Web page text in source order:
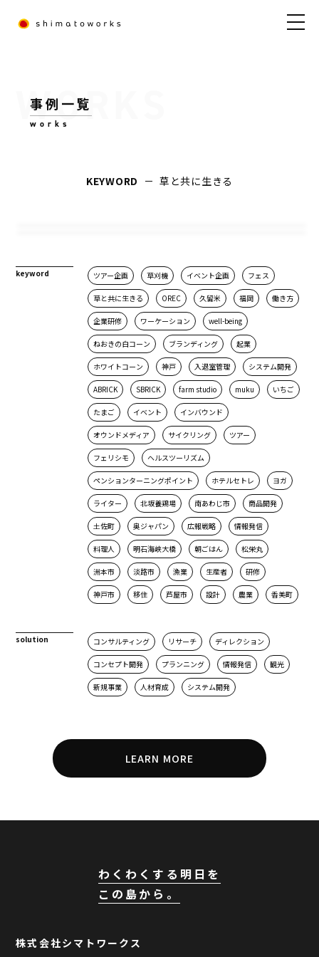
事例一覧
works
KEYWORD 草と共に生きる
OREC FESTIVAL
ハノイ大学×金沢星稜大学 ベトナムー日本研修
keyword ツアー企画 草刈機 イベント企画 フェス
草と共に生きる OREC 久留米 福岡 働き方
企業研修 ワーケーション well-being
ねおきの白コーン ブランディング 起業
ホワイトコーン 神戸 入退室管理 システム開発
ABRICK SBRICK farm studio muku いちご
たまご イベント インバウンド
オウンドメディア サイクリング ツアー
フェリシモ ヘルスツーリズム
ペンションターニングポイント ホテルセトレ ヨガ
ライター 北坂養鶏場 南あわじ市 商品開発
土佐町 奥ジャパン 広報戦略 情報発信
料理人 明石海峡大橋 朝ごはん 松栄丸
洲本市 淡路市 漁業 生産者 研修
神戸市 移住 芦屋市 設計 農業 香美町
solution コンサルティング リサーチ ディレクション
コンセプト開発 プランニング 情報発信 観光
新規事業 人材育成 システム開発
LEARN MORE
わくわくする明日を
この島から。
株式会社シマトワークス